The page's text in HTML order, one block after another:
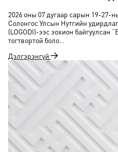
2026 оны 07 дугаар сарын 19-27-
Солонгос Улсын Нутгийн
(LOGODI)-ээс зохион байгуулсан
тогтвортой боло…
Дэлгэрэнгүй